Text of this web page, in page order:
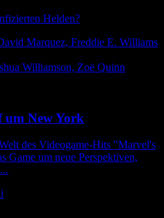
Helden?
Marquez, Freddie E. Williams
Williamson, Zoë Quinn
New York
des Videogame-Hits "Marvel's
Game um neue Perspektiven,